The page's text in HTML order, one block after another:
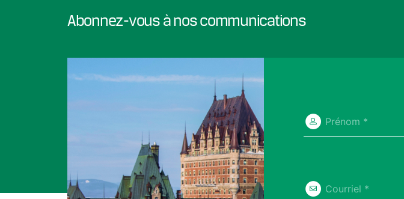
Abonnez-vous à nos communications
Prénom *
Courriel *